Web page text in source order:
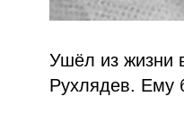
Ушёл из жизни
Рухлядев. Ему